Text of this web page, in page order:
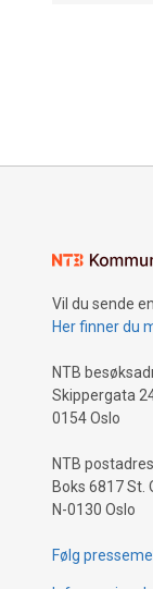
Vil du sende
Her finner du
NTB
Skippergata
0154 Oslo
NTB
Boks 6817 St.
N-0130 Oslo
Følg